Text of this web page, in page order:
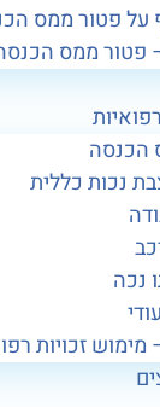
ממס הכנסה
הכנסה לנכים
כללית
רפואיות